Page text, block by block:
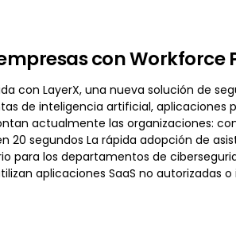
con Workforce
con LayerX, una nueva solución de
de inteligencia artificial, aplicaciones
actualmente las organizaciones:
20 segundos La rápida adopción de
para los departamentos de
aplicaciones SaaS no autorizadas